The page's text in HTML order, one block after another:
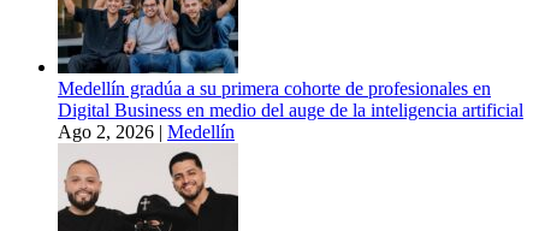
Medellín gradúa a su primera cohorte de profesionales en
Digital Business en medio del auge de la inteligencia artificial
Ago 2, 2026 | Medellín